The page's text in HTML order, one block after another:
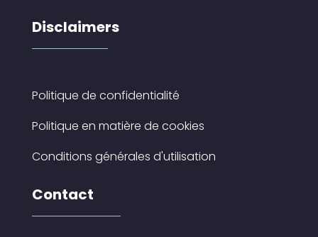
Disclaimers
Politique de confidentialité
Politique en matière de cookies
Conditions générales d'utilisation
Contact